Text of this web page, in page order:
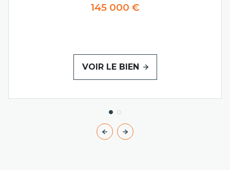
145 000 €
VOIR LE BIEN